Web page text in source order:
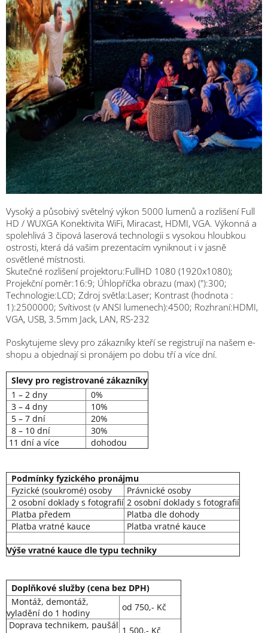
Vysoký a působivý světelný výkon 5000 lumenů a rozlišení Full
HD / WUXGA Konektivita WiFi, Miracast, HDMI, VGA. Výkonná a
spolehlivá 3 čipová laserová technologii s vysokou hloubkou
ostrosti, která dá vašim prezentacím vyniknout i v jasně
osvětlené místnosti.
Skutečné rozlišení projektoru:FullHD 1080 (1920x1080);
Projekční poměr:16:9; Úhlopříčka obrazu (max) ("):300;
Technologie:LCD; Zdroj světla:Laser; Kontrast (hodnota :
1):2500000; Svítivost (v ANSI lumenech):4500; Rozhraní:HDMI,
VGA, USB, 3.5mm Jack, LAN, RS-232
Poskytujeme slevy pro zákazníky kteří se registrují na našem e-
shopu a objednají si pronájem po dobu tří a více dní.
Slevy pro registrované zákazníky
1 – 2 dny
0%
3 – 4 dny
10%
5 – 7 dní
20%
8 – 10 dní
30%
11 dní a více
dohodou
Podmínky fyzického pronájmu
Fyzické (soukromé) osoby
Právnické osoby
2 osobní doklady s fotografií 2 osobní doklady s fotografií
Platba předem
Platba dle dohody
Platba vratné kauce
Platba vratné kauce
Výše vratné kauce dle typu techniky
Doplňkové služby (cena bez DPH)
Montáž, demontáž,
vyladění do 1 hodiny
od 750,- Kč
Doprava technikem, paušál 1 500,- Kč